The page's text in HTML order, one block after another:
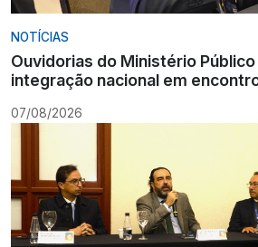
NOTÍCIAS
Ouvidorias do Ministério
integração nacional em
07/08/2026